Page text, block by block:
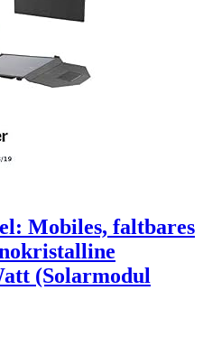
Mobiles, faltbares
(Solarmodul